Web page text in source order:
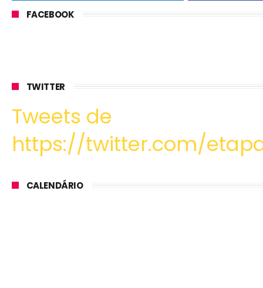
FACEBOOK
TWITTER
Tweets de
https://twitter.com/
CALENDÁRIO